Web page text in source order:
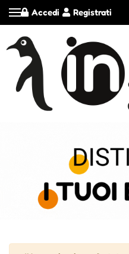
Registrati
Accedi